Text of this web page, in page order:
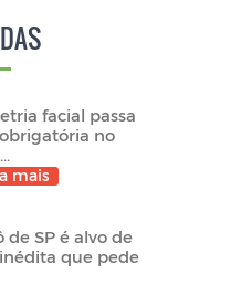
facial passa
no
mais
de SP é alvo de
que pede